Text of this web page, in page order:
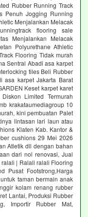
Rubber Running Track
Penuh Jogging Running
Menjalankan Melacak
flooring sale
Menjalankan Melacak
Polyurethane Athletic
Flooring Tidak murah
Sentral Abadi asa karpet
tiles Beli Rubber
asa karpet Jakarta Barat
Keset karpet karet
Limited Termurah
krakataumediagroup 10
kini pembuatan Palet
lintasan lari laun atau
Klaten Kab. Kantor &
cushions 29 Mei 2026
Atletik dll dengan bahan
dari nol renovasi, Jual
| Ralali ralali Flooring
Pusat Footstrong,Harga
taman bermain anak
kolam renang rubber
Lantai, Produksi Rubber
Importir Rubber Mat,